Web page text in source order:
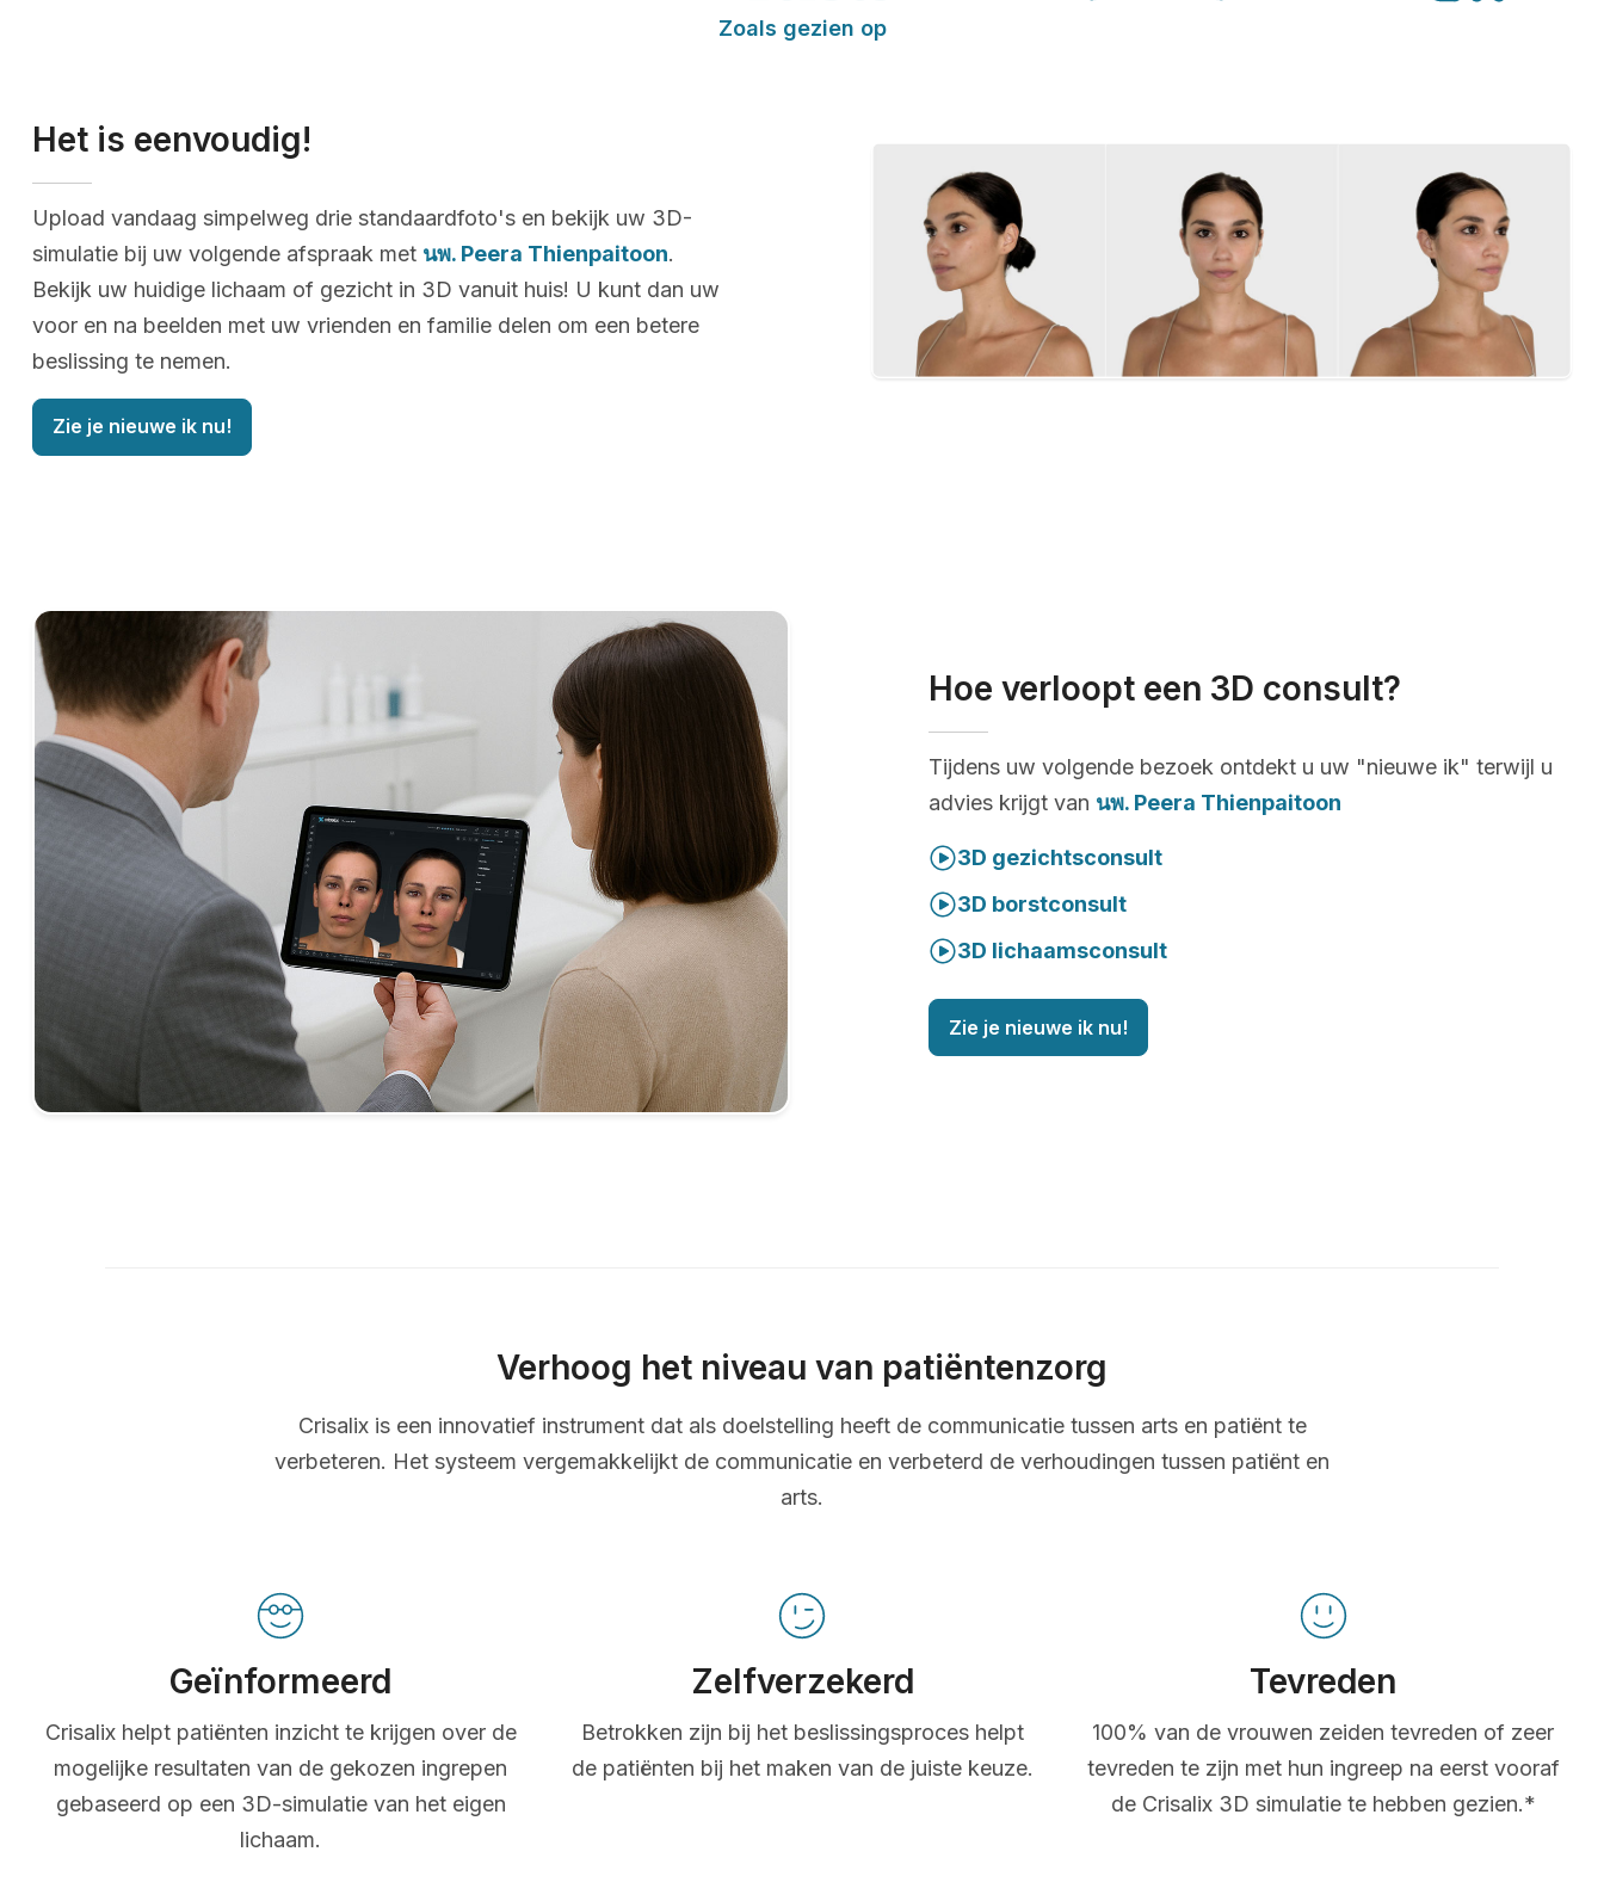
Zoals gezien op
Het is eenvoudig!
Upload vandaag simpelweg drie standaardfoto's en bekijk uw 3D-
simulatie bij uw volgende afspraak met นพ. Peera Thienpaitoon.
Bekijk uw huidige lichaam of gezicht in 3D vanuit huis! U kunt dan uw
voor en na beelden met uw vrienden en familie delen om een betere
beslissing te nemen.
Zie je nieuwe ik nu!
Hoe verloopt een 3D consult?
Tijdens uw volgende bezoek ontdekt u uw "nieuwe ik" terwijl u
advies krijgt van นพ. Peera Thienpaitoon
3D gezichtsconsult
3D borstconsult
3D lichaamsconsult
Zie je nieuwe ik nu!
Verhoog het niveau van patiëntenzorg
Crisalix is een innovatief instrument dat als doelstelling heeft de communicatie tussen arts en patiënt te
verbeteren. Het systeem vergemakkelijkt de communicatie en verbeterd de verhoudingen tussen patiënt en
arts.
Geïnformeerd
Crisalix helpt patiënten inzicht te krijgen over de
mogelijke resultaten van de gekozen ingrepen
gebaseerd op een 3D-simulatie van het eigen
lichaam.
Zelfverzekerd
Betrokken zijn bij het beslissingsproces helpt
de patiënten bij het maken van de juiste keuze.
Tevreden
100% van de vrouwen zeiden tevreden of zeer
tevreden te zijn met hun ingreep na eerst vooraf
de Crisalix 3D simulatie te hebben gezien.*